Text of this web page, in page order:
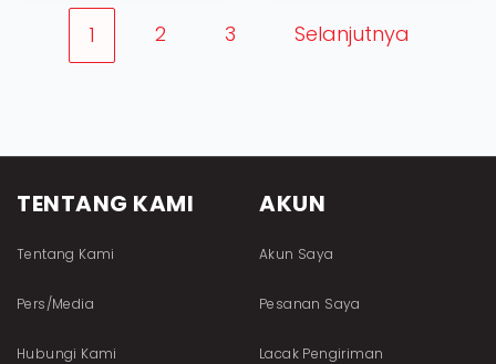
1 2 3 Selanjutnya
TENTANG KAMI
Tentang Kami
Pers/Media
Hubungi Kami
AKUN
Akun Saya
Pesanan Saya
Lacak Pengiriman